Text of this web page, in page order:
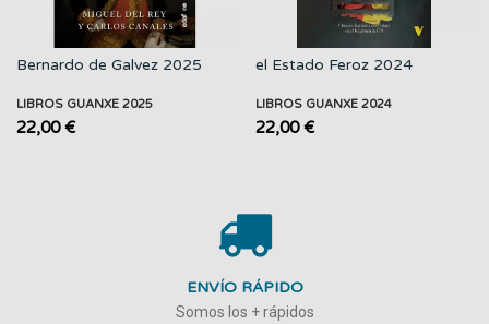
Bernardo de Galvez 2025
LIBROS GUANXE 2025
22,00 €
el Estado Feroz 2024
LIBROS GUANXE 2024
22,00 €
ENVÍO RÁPIDO
Somos los + rápidos